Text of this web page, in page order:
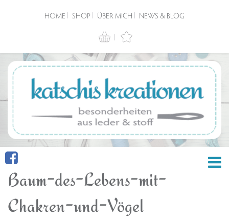
HOME SHOP ÜBER MICH NEWS & BLOG
Baum-des-Lebens-mit-
Chakren-und-Vögel